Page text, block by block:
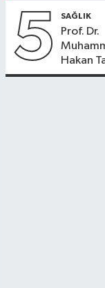
Hizmete
Başladı
5 SAĞLIK
Prof. Dr.
Hakan
Aktif